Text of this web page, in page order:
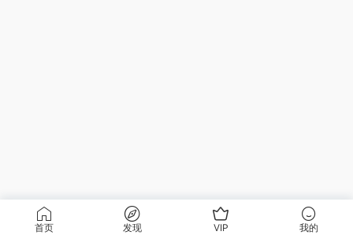
首页 发现 VIP 我的